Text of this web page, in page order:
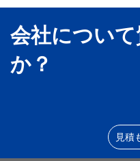
会社につい
か？
見積